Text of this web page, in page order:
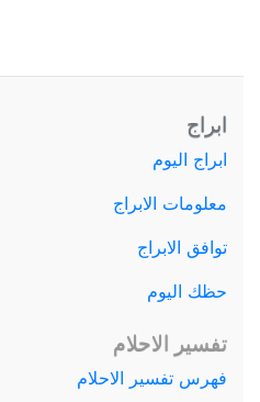
ابراج
ابراج اليوم
معلومات الابراج
توافق الابراج
حظك اليوم
تفسير الاحلام
فهرس تفسير الاحلام